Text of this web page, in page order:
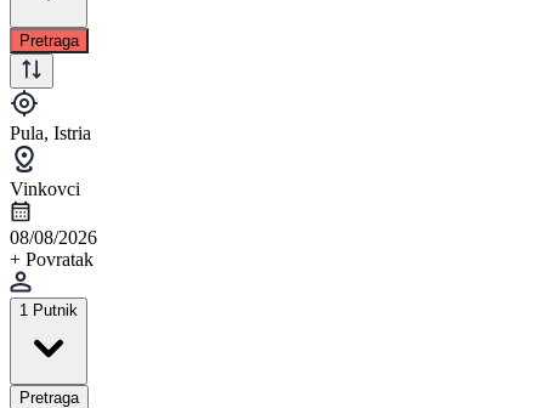
Pretraga
Pula, Istria
Vinkovci
08/08/2026
+ Povratak
1 Putnik
Pretraga